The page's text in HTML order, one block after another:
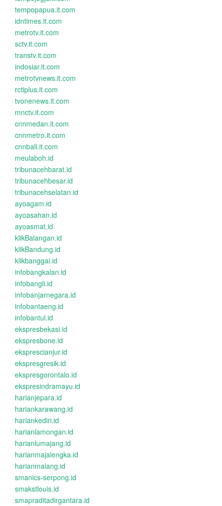
tempopapua.it.com
idntimes.it.com
metrotv.it.com
sctv.it.com
transtv.it.com
indosiar.it.com
metrotvnews.it.com
rctiplus.it.com
tvonenews.it.com
mnctv.it.com
cnnmedan.it.com
cnnmetro.it.com
cnnbali.it.com
meulaboh.id
tribunacehbarat.id
tribunacehbesar.id
tribunacehselatan.id
ayoagam.id
ayoasahan.id
ayoasmat.id
klikBalangan.id
klikBandung.id
klikbanggai.id
infobangkalan.id
infobangli.id
infobanjarnegara.id
infobantaeng.id
infobantul.id
ekspresbekasi.id
ekspresbone.id
eksprescianjur.id
ekspresgresik.id
ekspresgorontalo.id
ekspresindramayu.id
harianjepara.id
hariankarawang.id
hariankediri.id
harianlamongan.id
harianlumajang.id
harianmajalengka.id
harianmalang.id
smanics-serpong.id
smakstlouis.id
smapraditadirgantara.id